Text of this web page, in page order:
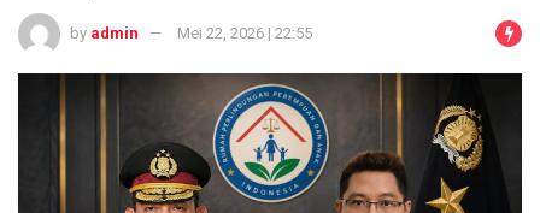
by admin Mei 22, 2026 | 22:55